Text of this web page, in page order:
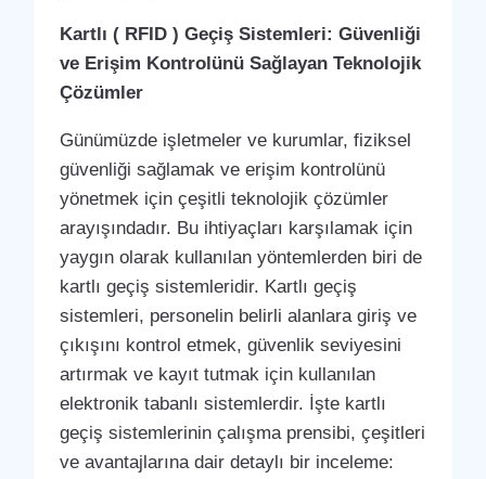
Kartlı ( RFID ) Geçiş Sistemleri: Güvenliği
ve Erişim Kontrolünü Sağlayan Teknolojik
Çözümler
Günümüzde işletmeler ve kurumlar, fiziksel
güvenliği sağlamak ve erişim kontrolünü
yönetmek için çeşitli teknolojik çözümler
arayışındadır. Bu ihtiyaçları karşılamak için
yaygın olarak kullanılan yöntemlerden biri de
kartlı geçiş sistemleridir. Kartlı geçiş
sistemleri, personelin belirli alanlara giriş ve
çıkışını kontrol etmek, güvenlik seviyesini
artırmak ve kayıt tutmak için kullanılan
elektronik tabanlı sistemlerdir. İşte kartlı
geçiş sistemlerinin çalışma prensibi, çeşitleri
ve avantajlarına dair detaylı bir inceleme: